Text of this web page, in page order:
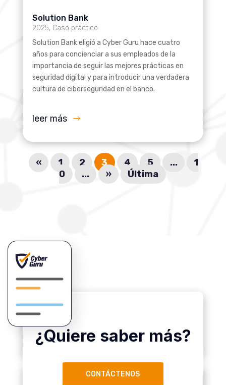
Solution Bank
2025, Caso práctico
Solution Bank eligió a Cyber Guru hace cuatro
años para concienciar a sus empleados de la
importancia de seguir las mejores prácticas en
seguridad digital y para introducir una verdadera
cultura de ciberseguridad en el banco.
leer más
« 1 2 3 4 5 ...
1
0
... » Última
¿Quiere saber más?
CONTÁCTENOS